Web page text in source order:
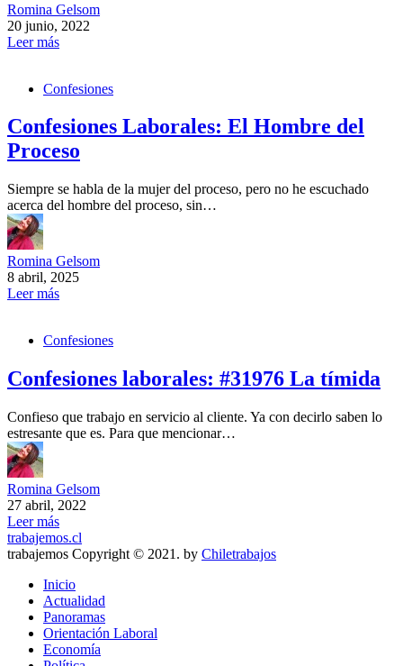
Romina Gelsom
20 junio, 2022
Leer más
Confesiones
Confesiones Laborales: El Hombre del
Proceso
Siempre se habla de la mujer del proceso, pero no he escuchado
acerca del hombre del proceso, sin…
Romina Gelsom
8 abril, 2025
Leer más
Confesiones
Confesiones laborales: #31976 La tímida
Confieso que trabajo en servicio al cliente. Ya con decirlo saben lo
estresante que es. Para que mencionar…
Romina Gelsom
27 abril, 2022
Leer más
trabajemos.cl
trabajemos Copyright © 2021. by Chiletrabajos
Inicio
Actualidad
Panoramas
Orientación Laboral
Economía